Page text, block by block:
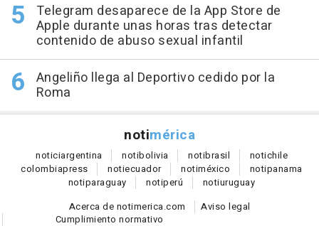
Telegram desaparece de la App Store de
Apple durante unas horas tras detectar
contenido de abuso sexual infantil
Angeliño llega al Deportivo cedido por la
Roma
notimérica
noticiargentina notibolivia notibrasil notichile
colombiapress notiecuador notiméxico notipanama
notiparaguay notiperú notiuruguay
Acerca de notimerica.com
Aviso legal
Cumplimiento normativo